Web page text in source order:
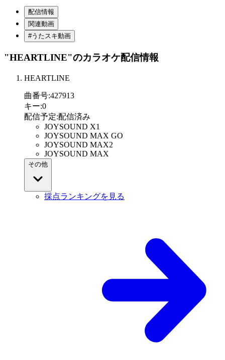
配信情報
関連動画
#うたスキ動画
"HEARTLINE"のカラオケ配信情報
HEARTLINE
曲番号:427913
キー:0
配信予定:配信済み
JOYSOUND X1
JOYSOUND MAX GO
JOYSOUND MAX2
JOYSOUND MAX
その他
採点ランキングを見る